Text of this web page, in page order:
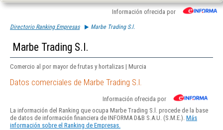
Información ofrecida por
Directorio Ranking Empresas Marbe Trading S.l.
Marbe Trading S.l.
Comercio al por mayor de frutas y hortalizas | Murcia
Datos comerciales de Marbe Trading S.l.
Información ofrecida por
La información del Ranking que ocupa Marbe Trading S.l. procede de la base
de datos de información financiera de INFORMA D&B S.A.U. (S.M.E.). Más
información sobre el Ranking de Empresas.